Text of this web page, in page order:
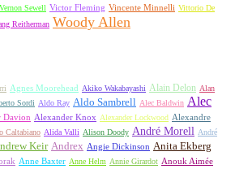
Vernon Sewell Victor Fleming Vincente Minnelli Vittorio De
Reitherman Woody Allen
Agnes Moorehead Akiko Wakabayashi Alain Delon Alan
Sordi Aldo Ray Aldo Sambrell Alec Baldwin Alec
Davion Alexander Knox Alexander Lockwood Alexandre
Caltabiano Alida Valli Alison Doody André Morell André
Keir Andrex Angie Dickinson Anita Ekberg
Anne Baxter Anne Helm Annie Girardot Anouk Aimée